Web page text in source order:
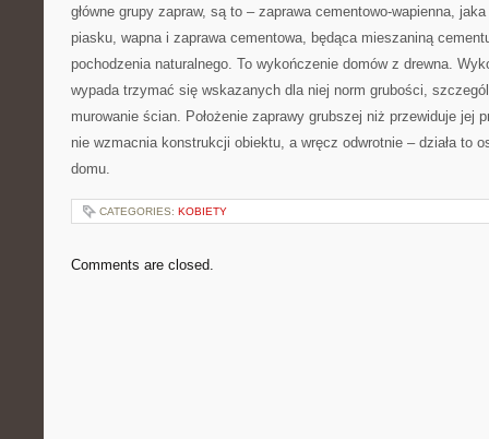
główne grupy zapraw, są to – zaprawa cementowo-wapienna,
piasku, wapna i zaprawa cementowa, będąca mieszaniną
pochodzenia naturalnego. To wykończenie domów z drewna.
wypada trzymać się wskazanych dla niej norm grubości,
murowanie ścian. Położenie zaprawy grubszej niż przewiduje jej
nie wzmacnia konstrukcji obiektu, a wręcz odwrotnie – działa to
domu.
CATEGORIES: KOBIETY
Comments are closed.